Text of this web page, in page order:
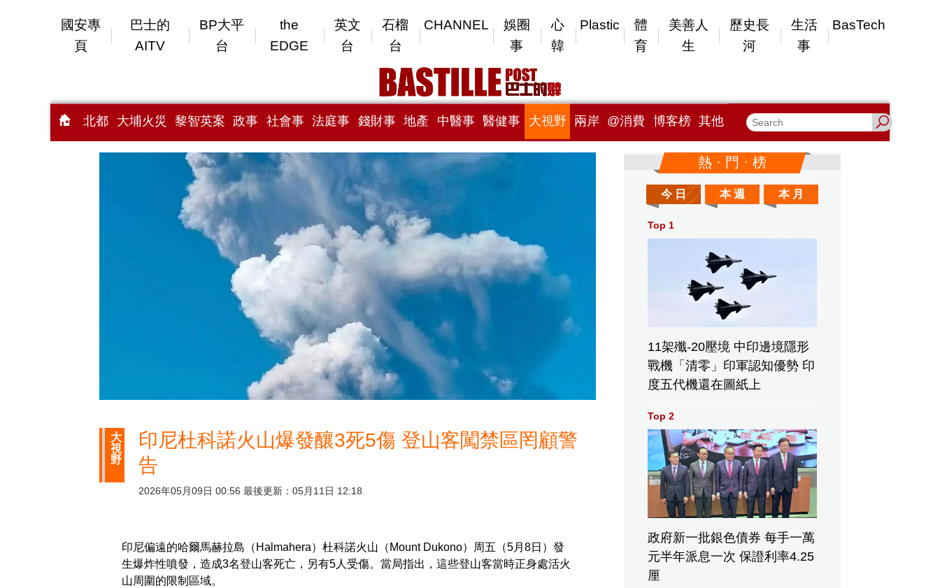
國安專
頁
巴士的
AITV
BP大平
台
the
EDGE
英文
台
石榴
台
CHANNEL
娛圈
事
心
韓
Plastic
體
育
美善人
生
歷史長
河
生活
事
BasTech
北都 大埔火災 黎智英案 政事 社會事 法庭事 錢財事 地產 中醫事 醫健事 大視野 兩岸 @消費 博客榜 其他
大
視
野
印尼杜科諾火山爆發釀3死5傷 登山客闖禁區罔顧警
告
2026年05月09日 00:56 最後更新：05月11日 12:18
印尼偏遠的哈爾馬赫拉島（Halmahera）杜科諾火山（Mount Dukono）周五（5月8日）發
生爆炸性噴發，造成3名登山客死亡，另有5人受傷。當局指出，這些登山客當時正身處活火
山周圍的限制區域。
熱 · 門 · 榜
今 日 本 週 本 月
Top 1
11架殲-20壓境 中印邊境隱形
戰機「清零」印軍認知優勢 印
度五代機還在圖紙上
Top 2
政府新一批銀色債券 每手一萬
元半年派息一次 保證利率4.25
厘